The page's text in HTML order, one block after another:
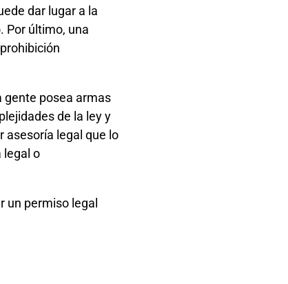
dar lugar a la
Por último, una
gente posea armas
de la ley y
asesoría legal que lo
legal o
un permiso legal